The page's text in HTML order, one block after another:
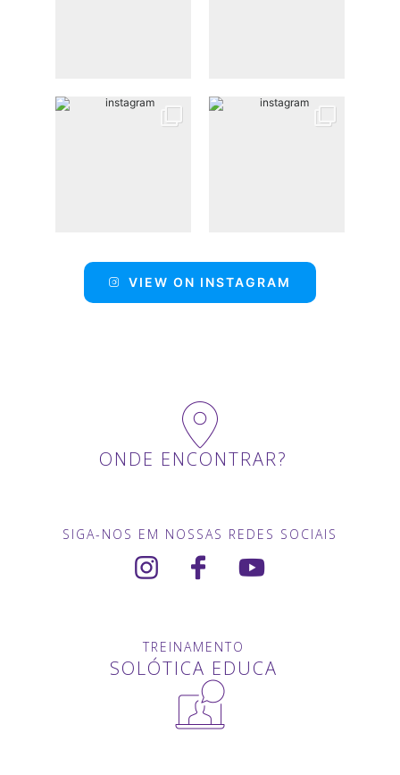
VIEW ON INSTAGRAM
ONDE ENCONTRAR?
SIGA-NOS EM NOSSAS REDES SOCIAIS
TREINAMENTO
SOLÓTICA EDUCA